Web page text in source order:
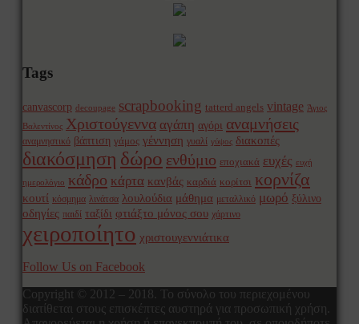
Tags
canvascorp decoupage scrapbooking tatterd angels vintage Άγιος
Βαλεντίνος Χριστούγεννα αγάπη αγόρι αναμνήσεις
αναμνηστικό βάπτιση γάμος γέννηση γυαλί γύψος διακοπές
διακόσμηση δώρο ενθύμιο εποχιακά ευχές ευχή
ημερολόγιο κάδρο κάρτα κανβάς καρδιά κορίτσι κορνίζα
κουτί κόσμημα λινάτσα λουλούδια μάθημα μεταλλικό μωρό ξύλινο
οδηγίες παιδί ταξίδι φτιάξτο μόνος σου χάρτινο
χειροποίητο χριστουγεννιάτικα
Follow Us on Facebook
Copyright © 2012 – 2018. Το σύνολο του περιεχομένου
διατίθεται στους επισκέπτες αυστηρά για προσωπική χρήση.